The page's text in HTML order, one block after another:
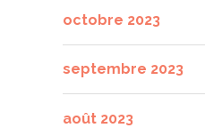
octobre 2023
septembre 2023
août 2023